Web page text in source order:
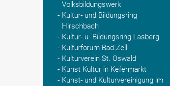
Volksbildungswerk
Kultur- und Bildungsring
Hirschbach
Kultur- u. Bildungsring Lasberg
Kulturforum Bad Zell
Kulturverein St. Oswald
Kunst Kultur in Kefermarkt
Kunst- und Kulturvereinigung im